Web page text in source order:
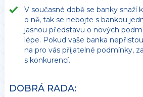
V současné době se banky snaží
o ně, tak se nebojte s bankou
jasnou představu o nových
lépe. Pokud vaše banka
na pro vás přijatelné podmínky,
s konkurencí.
DOBRÁ RADA: